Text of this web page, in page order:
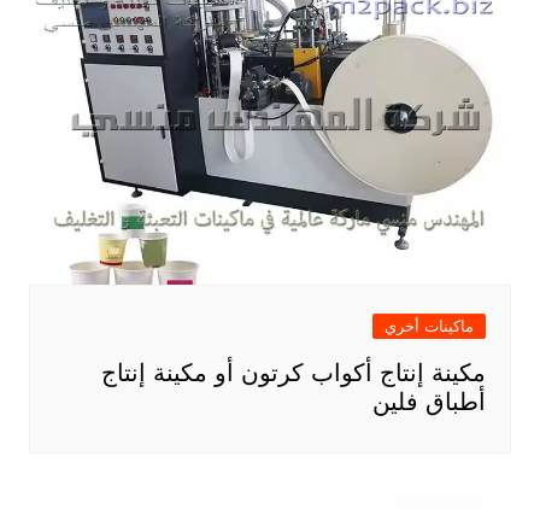
ماكينات أخري
مكينة إنتاج أكواب كرتون أو مكينة إنتاج
أطباق فلين